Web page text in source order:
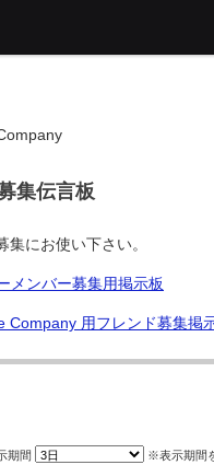
集伝言板
にお使い下さい。
メンバー募集用掲示板
Company 用フレンド募集掲
期間 ※表示期間